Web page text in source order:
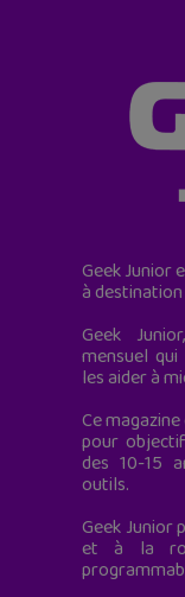
Geek Junior
à
Geek
mensuel
les aider à
Ce
pour
des 10-15
outils.
Geek Junior
et à la